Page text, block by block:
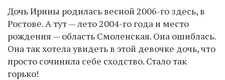
Дочь Ирины родилась весной 2006-го здесь, в
Ростове. А тут — лето 2004-го года и место
рождения — область Смоленская. Она ошиблась.
Она так хотела увидеть в этой девочке дочь, что
просто сочинила себе сходство. Стало так
горько!